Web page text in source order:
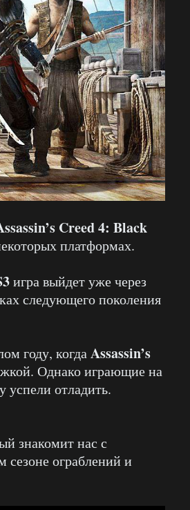
Creed 4: Black
платформах.
игра выйдет уже через
следующего поколения
году, когдаAssassin’s
Однако играющие на
отладить.
знакомит нас с
ограблений и